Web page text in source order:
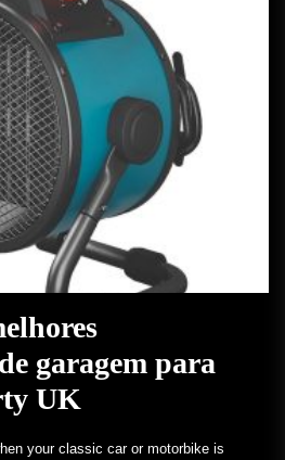
garagem para
UK
your classic car or motorbike is